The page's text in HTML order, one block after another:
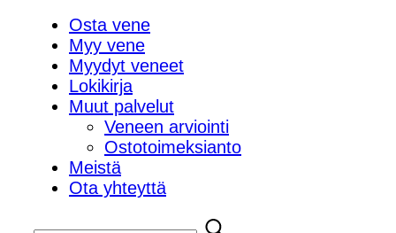
Osta vene
Myy vene
Myydyt veneet
Lokikirja
Muut palvelut
Veneen arviointi
Ostotoimeksianto
Meistä
Ota yhteyttä